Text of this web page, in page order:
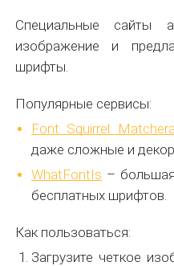
Специальные сайты
изображение и
шрифты.
Популярные сервисы:
Font Squirrel
даже сложные и
WhatFontIs –
бесплатных шрифтов.
Как пользоваться:
Загрузите четкое